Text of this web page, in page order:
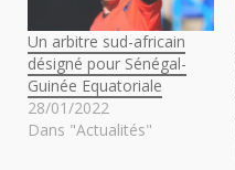
Un arbitre sud-africain
désigné pour Sénégal-
Guinée Equatoriale
28/01/2022
Dans "Actualités"